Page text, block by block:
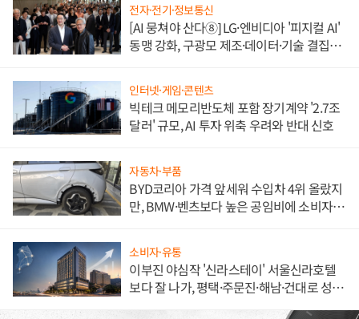
전자·전기·정보통신
[AI 뭉쳐야 산다⑧] LG·엔비디아 '피지컬 AI'
동맹 강화, 구광모 제조·데이터·기술 결집
인터넷·게임·콘텐츠
빅테크 메모리반도체 포함 장기계약 '2.7조
달러' 규모, AI 투자 위축 우려와 반대 신호
자동차·부품
BYD코리아 가격 앞세워 수입차 4위 올랐지
만, BMW·벤츠보다 높은 공임비에 소비자
소비자·유통
이부진 야심작 '신라스테이' 서울신라호텔
보다 잘 나가, 평택·주문진·해남·건대로 성